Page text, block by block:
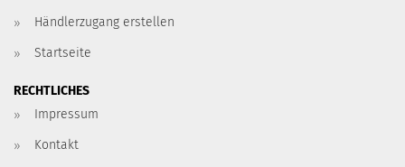
Händlerzugang erstellen
Startseite
RECHTLICHES
Impressum
Kontakt